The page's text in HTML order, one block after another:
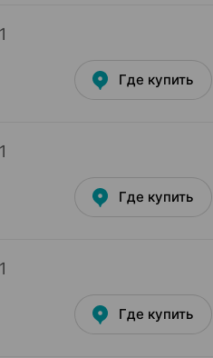
1
Где купить
1
Где купить
1
Где купить